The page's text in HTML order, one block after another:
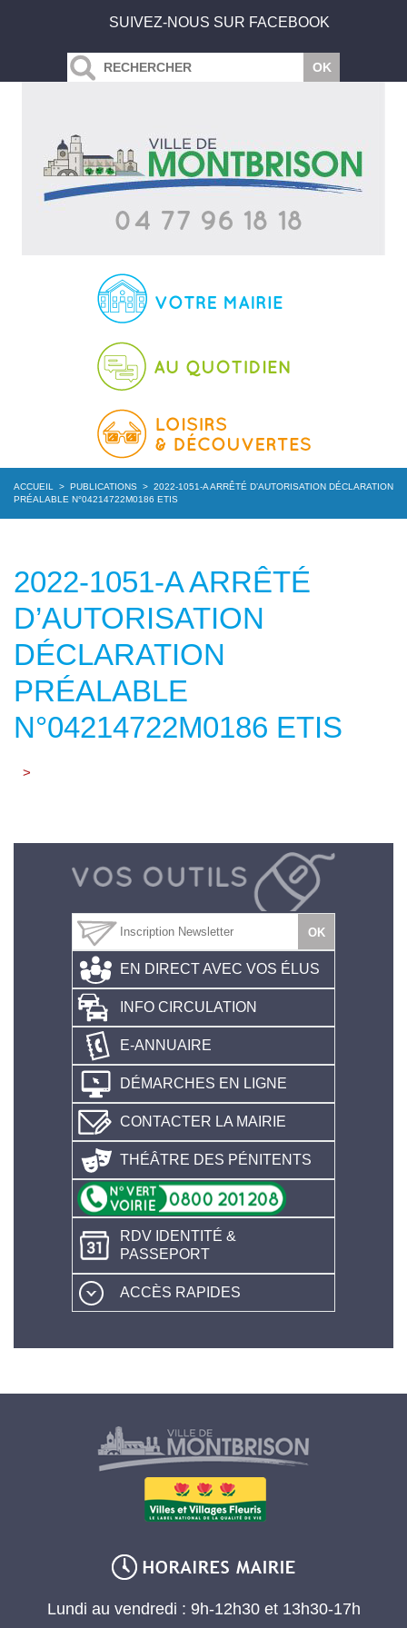
SUIVEZ-NOUS SUR FACEBOOK
ACCUEIL > PUBLICATIONS > 2022-1051-A ARRÊTÉ D’AUTORISATION DÉCLARATION
PRÉALABLE N°04214722M0186 ETIS
2022-1051-A ARRÊTÉ
D’AUTORISATION
DÉCLARATION
PRÉALABLE
N°04214722M0186 ETIS
>
EN DIRECT AVEC VOS ÉLUS
INFO CIRCULATION
E-ANNUAIRE
DÉMARCHES EN LIGNE
CONTACTER LA MAIRIE
THÉÂTRE DES PÉNITENTS
RDV IDENTITÉ &
PASSEPORT
ACCÈS RAPIDES
Lundi au vendredi : 9h-12h30 et 13h30-17h